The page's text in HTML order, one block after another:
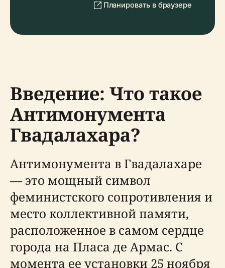
Планировать в браузере
Введение: Что такое
Антимонумента
Гвадалахара?
Антимонумента в Гвадалахаре
— это мощный символ
феминистского сопротивления и
место коллективной памяти,
расположенное в самом сердце
города на Пласа де Армас. С
момента ее установки 25 ноября